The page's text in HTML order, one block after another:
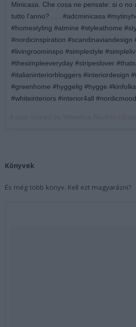
Minicasa. Che cosa ne pensate: si o no
tutto l'anno? . . . #adcminicasa
#homestyling #atmine #styleathome
#nordicinspiration #scandinaviandesign
#livingroominspo #simplestyle
#thesimpleeveryday #stripeslover
#italianinteriorbloggers #interiordesign
#greenhome #hyggelig #hygge
#whiteinteriors #interior4all #nordicmood
Könyvek
És még több könyv. Kell ezt magyarázni?